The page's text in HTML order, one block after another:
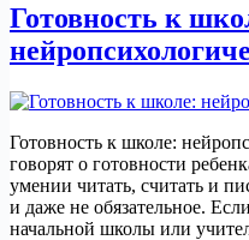
Готовность к
Готовность к школе:
говорят о готовности
умении читать, считать и
и даже не обязательное.
начальной школы или